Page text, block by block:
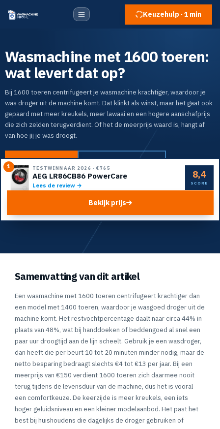
Keuzehulp · 1 min
Wasmachine met 1600 toeren:
wat levert dat op?
Bij 1600 toeren centrifugeert je wasmachine krachtiger, waardoor je
was droger uit de machine komt. Dat klinkt als winst, maar het gaat ook
gepaard met meer kreukels, meer lawaai en een hogere aanschafprijs
die zich zelden terugverdient. Of het de meerprijs waard is, hangt af
van hoe jij je was droogt.
Naar de top 5 Doe de keuzehulp
1 TESTWINNAAR 2026 · €765
AEG LR86CB86 PowerCare
Lees de review →
8,4
SCORE
Bekijk prijs
Samenvatting van dit artikel
Een wasmachine met 1600 toeren centrifugeert krachtiger dan
een model met 1400 toeren, waardoor je wasgoed droger uit de
machine komt. Het restvochtpercentage daalt naar circa 44% in
plaats van 48%, wat bij handdoeken of beddengoed al snel een
paar uur droogtijd aan de lijn scheelt. Gebruik je een wasdroger,
dan heeft die per beurt 10 tot 20 minuten minder nodig, maar de
netto besparing bedraagt slechts €4 tot €13 per jaar. Bij een
meerprijs van €150 verdient 1600 toeren zich daarmee nooit
terug tijdens de levensduur van de machine, dus het is vooral
een comfortkeuze. De keerzijde is meer kreukels, een iets
hoger geluidsniveau en een kleiner modelaanbod. Het past het
best bij huishoudens die dagelijks de droger gebruiken of